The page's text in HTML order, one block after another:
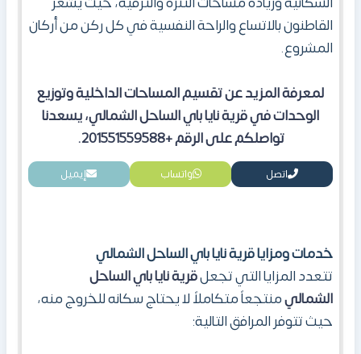
القاطنون بالاتساع والراحة النفسية في كل ركن من أركان
المشروع.
لمعرفة المزيد عن تقسيم المساحات الداخلية وتوزيع
الوحدات في قرية نايا باي الساحل الشمالي، يسعدنا
تواصلكم على الرقم +201551559588.
اتصل واتساب إيميل
خدمات ومزايا قرية نايا باي الساحل الشمالي
تتعدد المزايا التي تجعلقرية نايا باي الساحل
الشماليمنتجعاً متكاملاً لا يحتاج سكانه للخروج منه،
حيث تتوفر المرافق التالية: